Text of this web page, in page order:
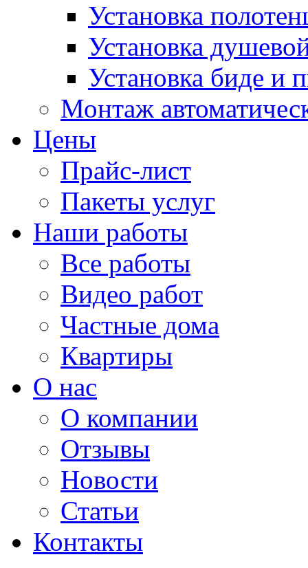
Установка
Установка
Установка биде и
Монтаж
Цены
Прайс-лист
Пакеты услуг
Наши работы
Все работы
Видео работ
Частные дома
Квартиры
О нас
О компании
Отзывы
Новости
Статьи
Контакты